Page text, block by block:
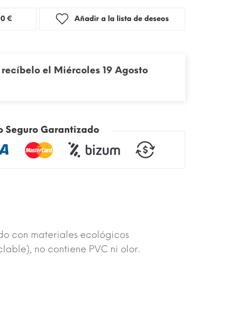
3,00 € Añadir a la lista de deseos
el Miércoles 19 Agosto
Seguro Garantizado
con materiales ecológicos
no contiene PVC ni olor.